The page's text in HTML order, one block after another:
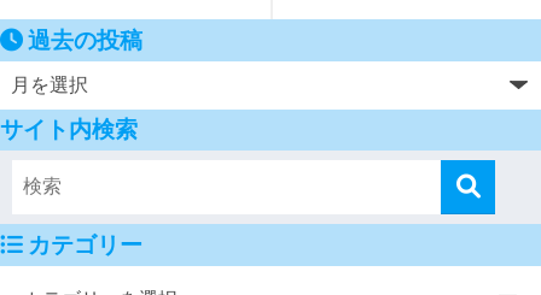
過去の投稿
サイト内検索
カテゴリー